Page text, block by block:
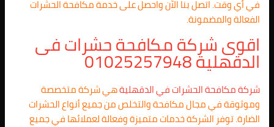
في أي وقت. اتصل بنا الآن واحصل على خدمة مكافحة الحشرات
الفعالة والمضمونة.
اقوى شركة مكافحة حشرات فى
الدقهلية01025257948
شركة مكافحة الحشرات فيالدقهليةهي شركة متخصصة
وموثوقة في مجال مكافحة والتخلص من جميع أنواع الحشرات
الضارة. توفر الشركة خدمات متميزة وفعالة لعملائها في جميع